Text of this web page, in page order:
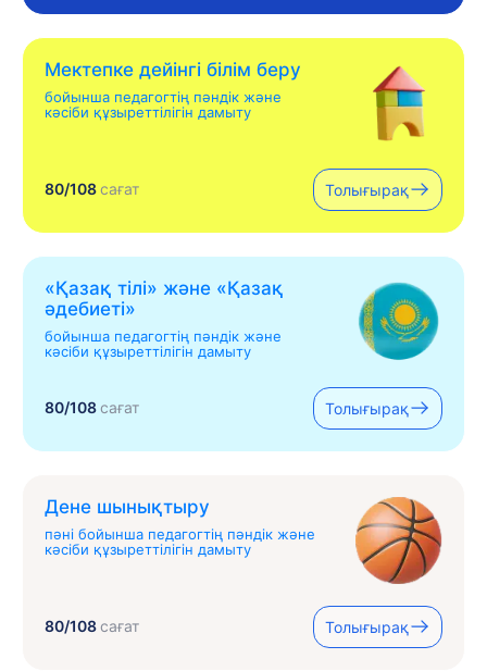
Мектепке дейінгі білім беру
бойынша педагогтің пәндік және
кәсіби құзыреттілігін дамыту
80/108сағат Толығырақ
«Қазақ тілі» жəне «Қазақ
əдебиеті»
бойынша педагогтің пәндік және
кәсіби құзыреттілігін дамыту
80/108сағат Толығырақ
Дене шынықтыру
пәні бойынша педагогтің пәндік және
кәсіби құзыреттілігін дамыту
80/108сағат Толығырақ